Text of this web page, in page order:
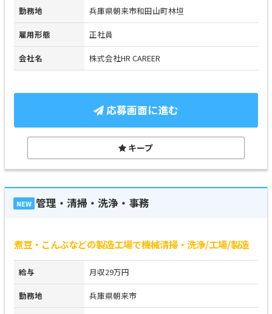
勤務地 兵庫県朝来市和田山町林垣
雇用形態 正社員
会社名 株式会社HR CAREER
応募画面に進む
キープ
NEW 管理・清掃・洗浄・事務
煮豆・こんぶなどの製造工場で機械清掃・洗浄/工場/製造
給与 月収29万円
勤務地 兵庫県朝来市